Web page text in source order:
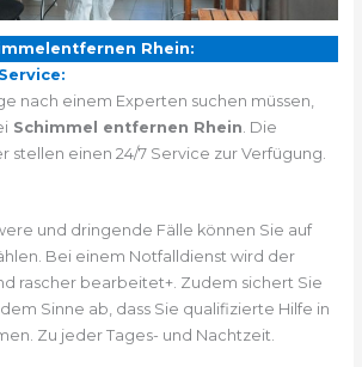
Rhein:
nach einem Experten suchen müssen,
Schimmel entfernen Rhein . Die
einen 24/7 Service zur Verfügung.
und dringende Fälle können Sie auf
Bei einem Notfalldienst wird der
rascher bearbeitet+. Zudem sichert Sie
Sinne ab, dass Sie qualifizierte Hilfe in
Zu jeder Tages- und Nachtzeit.